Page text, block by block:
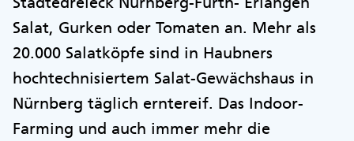
Salat, Gurken oder Tomaten an. Mehr als
20.000 Salatköpfe sind in Haubners
hochtechnisiertem Salat-Gewächshaus in
Nürnberg täglich erntereif. Das Indoor-
Farming und auch immer mehr die